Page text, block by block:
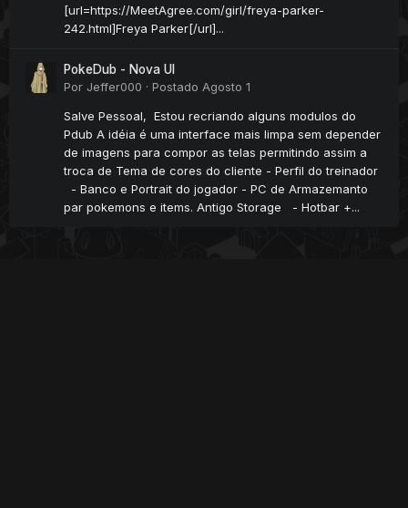
[url=https://MeetAgree.com/girl/freya-parker-
242.html]Freya Parker[/url]...
PokeDub - Nova UI
Por Jeffer000 · Postado Agosto 1
Salve Pessoal, Estou recriando alguns modulos do
Pdub A idéia é uma interface mais limpa sem depender
de imagens para compor as telas permitindo assim a
troca de Tema de cores do cliente - Perfil do treinador
- Banco e Portrait do jogador - PC de Armazemanto
par pokemons e items. Antigo Storage - Hotbar +...